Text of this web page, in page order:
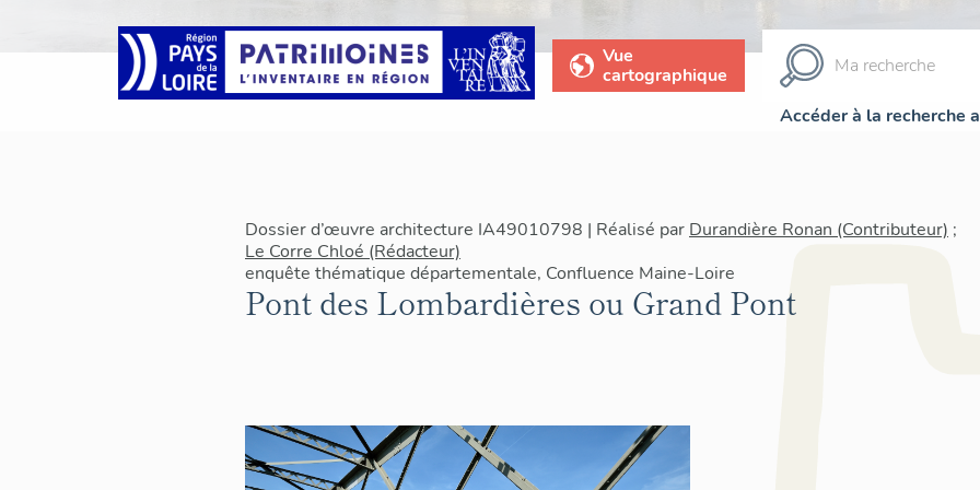
Vue
cartographique
Accéder à la recherche
Dossier d’œuvre architecture IA49010798 | Réalisé par Durandière Ronan (Contributeur) ;
Le Corre Chloé (Rédacteur)
enquête thématique départementale, Confluence Maine-Loire
Pont des Lombardières ou Grand Pont